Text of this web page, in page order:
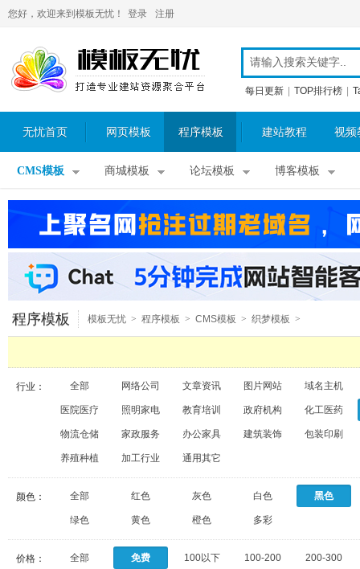
您好，欢迎来到模板无忧！ 登录 注册
每日更新 TOP排行榜
无忧首页 网页模板 程序模板 建站教程 视频
CMS模板 商城模板 论坛模板 博客模板
程序模板 模板无忧 > 程序模板 > CMS模板 > 织梦模板 >
行业： 全部 网络公司 文章资讯 图片网站 域名主机
医院医疗 照明家电 教育培训 政府机构 化工医药
物流仓储 家政服务 办公家具 建筑装饰 包装印刷
养殖种植 加工行业 通用其它
颜色： 全部 红色 灰色 白色 黑色
绿色 黄色 橙色 多彩
价格： 全部 免费 100以下 100-200 200-300